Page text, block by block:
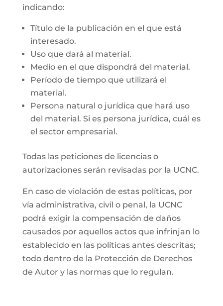
indicando:
Título de la publicación en el que está
interesado.
Uso que dará al material.
Medio en el que dispondrá del material.
Período de tiempo que utilizará el
material.
Persona natural o jurídica que hará uso
del material. Si es persona jurídica, cuál es
el sector empresarial.
Todas las peticiones de licencias o
autorizaciones serán revisadas por la UCNC.
En caso de violación de estas políticas, por
vía administrativa, civil o penal, la UCNC
podrá exigir la compensación de daños
causados por aquellos actos que infrinjan lo
establecido en las políticas antes descritas;
todo dentro de la Protección de Derechos
de Autor y las normas que lo regulan.